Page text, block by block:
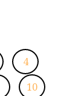
4
10